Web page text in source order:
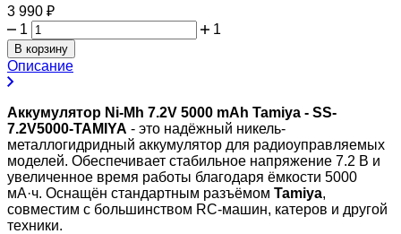
3 990 ₽
1
1
В корзину
Описание
Аккумулятор Ni-Mh 7.2V 5000 mAh Tamiya - SS-
7.2V5000-TAMIYA - это надёжный никель-
металлогидридный аккумулятор для радиоуправляемых
моделей. Обеспечивает стабильное напряжение 7.2 В и
увеличенное время работы благодаря ёмкости 5000
мА·ч. Оснащён стандартным разъёмом Tamiya,
совместим с большинством RC-машин, катеров и другой
техники.